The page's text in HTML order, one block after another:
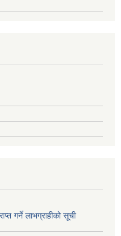
गर्ने लाभग्राहीको सूची